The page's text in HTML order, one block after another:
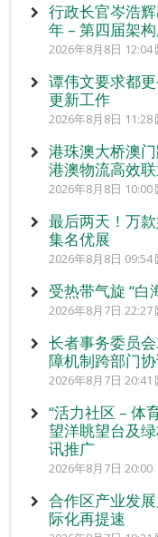
行政长官岑浩
年 – 第四届架构
2026年8月8日 12:04
谭伟文要求都
更新工作
2026年8月8日 11:28
港珠澳大桥澳
港澳物流高效
2026年8月8日 10:00
最后两天！万
集名优展
2026年8月8日 09:54
受热带气旋 “
2026年8月7日 22:27
长者事务委员
障机制跨部门
2026年8月7日 20:41
“活力社区 – 体
望洋眺望台及
讯推广
2026年8月7日 20:00
合作区产业发
际化再提速